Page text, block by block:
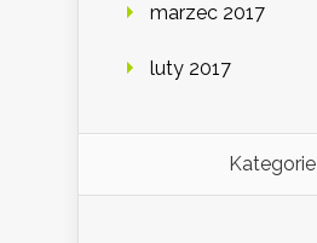
marzec 2017
luty 2017
Kategorie